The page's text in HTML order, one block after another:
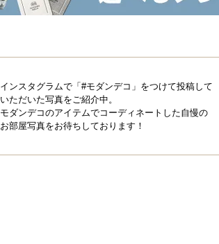
インスタグラムで「#モダンデコ」をつけて投稿して
いただいた写真をご紹介中。
モダンデコのアイテムでコーディネートした自慢の
お部屋写真をお待ちしております！